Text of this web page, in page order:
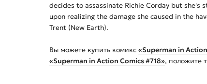
decides to assassinate Richie Corday but she's
upon realizing the damage she caused in the
Trent (New Earth).
Вы можете купить комикс «Superman in
«Superman in Action Comics #718», положите